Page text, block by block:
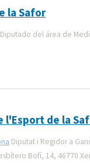
la Safor
Diputado del área de
l'Esport de la
Diputat i Regidor a
Bofí, 14, 46770